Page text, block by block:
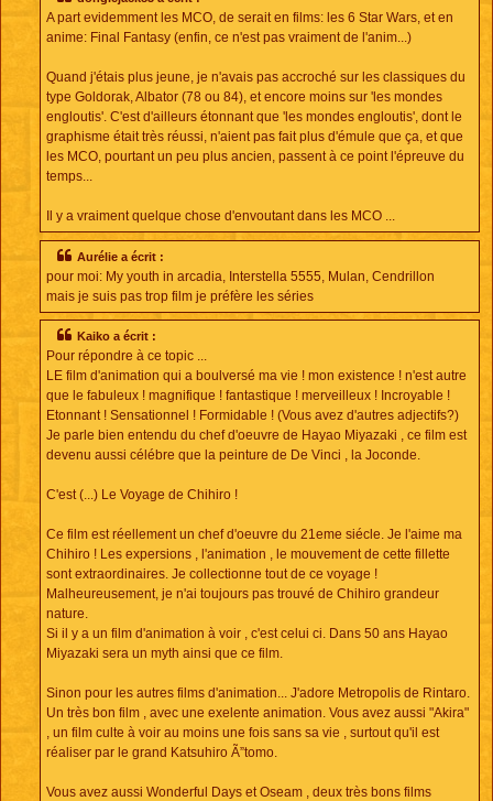
A part evidemment les MCO, de serait en films: les 6 Star Wars, et en
anime: Final Fantasy (enfin, ce n'est pas vraiment de l'anim...)
Quand j'étais plus jeune, je n'avais pas accroché sur les classiques du
type Goldorak, Albator (78 ou 84), et encore moins sur 'les mondes
engloutis'. C'est d'ailleurs étonnant que 'les mondes engloutis', dont le
graphisme était très réussi, n'aient pas fait plus d'émule que ça, et que
les MCO, pourtant un peu plus ancien, passent à ce point l'épreuve du
temps...
Il y a vraiment quelque chose d'envoutant dans les MCO ...
Aurélie a écrit :
pour moi: My youth in arcadia, Interstella 5555, Mulan, Cendrillon
mais je suis pas trop film je préfère les séries
Kaiko a écrit :
Pour répondre à ce topic ...
LE film d'animation qui a boulversé ma vie ! mon existence ! n'est autre
que le fabuleux ! magnifique ! fantastique ! merveilleux ! Incroyable !
Etonnant ! Sensationnel ! Formidable ! (Vous avez d'autres adjectifs?)
Je parle bien entendu du chef d'oeuvre de Hayao Miyazaki , ce film est
devenu aussi célébre que la peinture de De Vinci , la Joconde.
C'est (...) Le Voyage de Chihiro !
Ce film est réellement un chef d'oeuvre du 21eme siécle. Je l'aime ma
Chihiro ! Les expersions , l'animation , le mouvement de cette fillette
sont extraordinaires. Je collectionne tout de ce voyage !
Malheureusement, je n'ai toujours pas trouvé de Chihiro grandeur
nature.
Si il y a un film d'animation à voir , c'est celui ci. Dans 50 ans Hayao
Miyazaki sera un myth ainsi que ce film.
Sinon pour les autres films d'animation... J'adore Metropolis de Rintaro.
Un très bon film , avec une exelente animation. Vous avez aussi "Akira"
, un film culte à voir au moins une fois sans sa vie , surtout qu'il est
réaliser par le grand Katsuhiro Ã”tomo.
Vous avez aussi Wonderful Days et Oseam , deux très bons films